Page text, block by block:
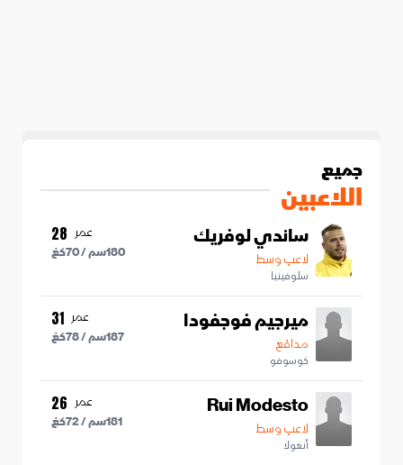
جميع
اللاعبين
ساندي لوفريك
لاعب وسط
سلوفينيا
عمر 28
180سم /70كغ
ميرجيم فوجفودا
مدافع
كوسوفو
عمر 31
187سم /78كغ
Rui Modesto
لاعب وسط
أنغولا
عمر 26
181سم /72كغ